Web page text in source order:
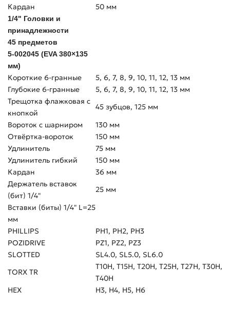
Кардан
50 мм
1/4" Головки и
принадлежности
45 предметов
5-002045 (EVA 380×135
мм)
Короткие 6-гранные
5, 6, 7, 8, 9, 10, 11, 12, 13 мм
Глубокие 6-гранные
5, 6, 7, 8, 9, 10, 11, 12, 13 мм
Трещотка флажковая с
кнопкой
45 зубцов, 125 мм
Вороток с шарниром
130 мм
Отвёртка-вороток
150 мм
Удлинитель
75 мм
Удлинитель гибкий
150 мм
Кардан
36 мм
Держатель вставок
(бит) 1/4"
25 мм
Вставки (биты) 1/4" L=25
мм
PHILLIPS
РН1, РН2, РН3
POZIDRIVE
PZ1, PZ2, PZ3
SLOTTED
SL4.0, SL5.0, SL6.0
TORX TR
Т10H, Т15H, Т20H, Т25H, Т27H, Т30H,
Т40H
HEX
H3, H4, H5, H6